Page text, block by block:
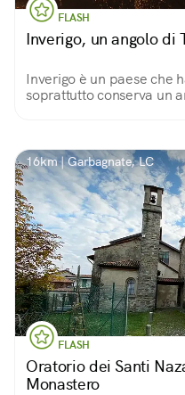
FLASH
Inverigo, un angolo di
Inverigo è un paese che
soprattutto conserva un
16km | Garbagnate, LC
FLASH
Oratorio dei Santi
Monastero